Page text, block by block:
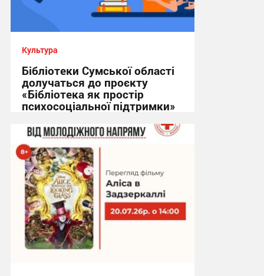
Культура
Бібліотеки Сумської області
долучаться до проєкту
«Бібліотека як простір
психосоціальної підтримки»
10:07, 22.07.2026